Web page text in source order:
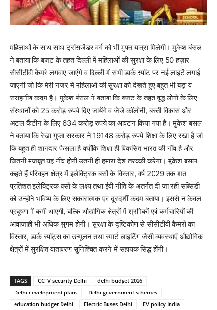
महिलाओं के साथ साथ ट्रांसजेंडर वर्ग को भी मुफ्त यात्रा मिलेगी। मुकेश बंसल
ने बताया कि बजट के तहत दिल्ली में महिलाओं की सुरक्षा के लिए 50 हज़ार
सीसीटीवी कैमरे लगवाए जाएंगे व दिल्ली में सभी डार्क स्पॉट पर नई लाइटें लगाई
जाएंगी जो कि मेरी नजर में महिलाओं की सुरक्षा को देखते हुए बहुत भी बड़ा व
सराहनीय कदम है। मुकेश बंसल ने बताया कि बजट के तहत वृद्ध लोगों के लिए
संस्थानों को 25 करोड़ रुपये दिए जायेंगे व जेजे कॉलोनी, बस्ती विकास और
अटल कैंटीन के लिए 634 करोड़ रुपये का आवंटन किया गया है। मुकेश बंसल
ने बताया कि रेखा गुप्‍ता सरकार ने 19148 करोड़ रुपये शिक्षा के लिए रखा है जो
कि बहुत ही शानदार फैसला है क्योंकि शिक्षा ही विकसित भारत की नींव है और
जितनी मजबूत यह नींव होगी उतनी ही हमारा देश तरक्की करेगा। मुकेश बंसल
कहते हैं परिवहन क्षेत्र में इलेक्ट्रिक बसों के विस्तार, वर्ष 2029 तक शत
प्रतिशत इलेक्ट्रिक बसों के लक्ष्य तथा ईवी नीति के अंतर्गत दी जा रही सब्सिडी
को उन्होंने भविष्य के लिए सकारात्मक एवं दूरदर्शी कदम बताया। इससे न केवल
प्रदूषण में कमी आएगी, बल्कि औद्योगिक क्षेत्रों में श्रमिकों एवं कर्मचारियों की
आवाजाही भी अधिक सुगम होगी। सुरक्षा के दृष्टिकोण से सीसीटीवी कैमरों का
विस्तार, डार्क स्पॉट्स का उन्मूलन तथा स्मार्ट लाइटिंग जैसी व्यवस्थाएँ औद्योगिक
क्षेत्रों में सुरक्षित वातावरण सुनिश्चित करने में सहायक सिद्ध होंगी।
TAGS CCTV security Delhi
delhi budget 2026
Delhi development plans
Delhi government schemes
education budget Delhi
Electric Buses Delhi
EV policy India